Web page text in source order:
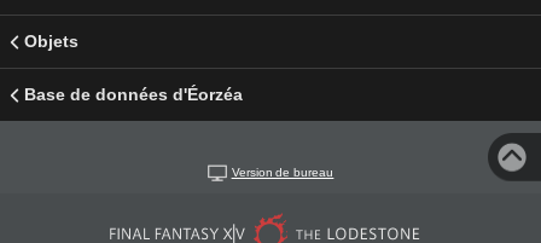
Objets
Base de données d'Éorzéa
Version de bureau